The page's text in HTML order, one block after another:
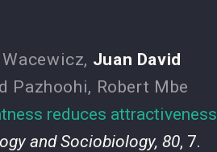
Wacewicz, Juan David
Pazhoohi, Robert Mbe
reduces attractiveness
and Sociobiology, 80, 7.